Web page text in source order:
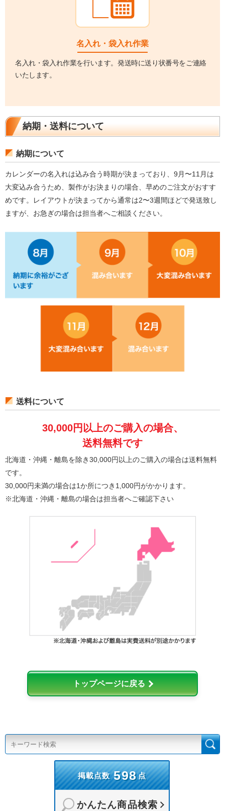
名入れ・袋入れ作業
名入れ・袋入れ作業を行います。発送時に送り状番号をご連絡
いたします。
納期・送料について
納期について
カレンダーの名入れは込み合う時期が決まっており、9月〜11月は
大変込み合うため、製作がお決まりの場合、早めのご注文がおすす
めです。レイアウトが決まってから通常は2〜3週間ほどで発送致し
ますが、お急ぎの場合は担当者へご相談ください。
送料について
30,000円以上のご購入の場合、
送料無料です
北海道・沖縄・離島を除き30,000円以上のご購入の場合は送料無料
です。
30,000円未満の場合は1か所につき1,000円がかかります。
※北海道・沖縄・離島の場合は担当者へご確認下さい
トップページに戻る
掲載点数 598点
かんたん商品検索